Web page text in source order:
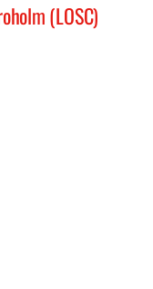
(LOSC)